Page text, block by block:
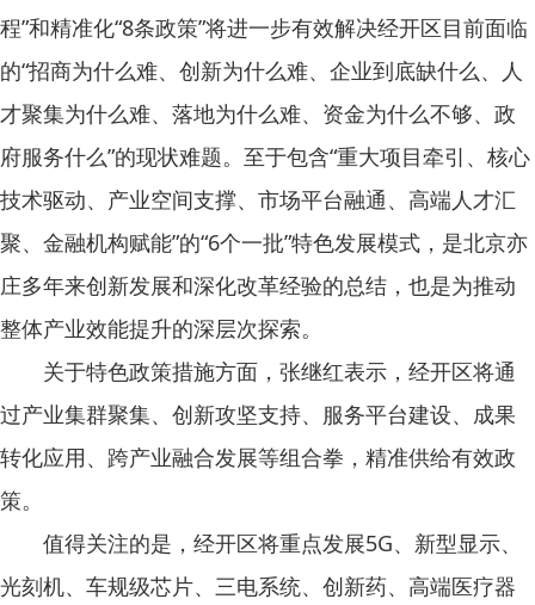
程”和精准化“8条政策”将进一步有效解决经开区目前面临
的“招商为什么难、创新为什么难、企业到底缺什么、人
才聚集为什么难、落地为什么难、资金为什么不够、政
府服务什么”的现状难题。至于包含“重大项目牵引、核心
技术驱动、产业空间支撑、市场平台融通、高端人才汇
聚、金融机构赋能”的“6个一批”特色发展模式，是北京亦
庄多年来创新发展和深化改革经验的总结，也是为推动
整体产业效能提升的深层次探索。
关于特色政策措施方面，张继红表示，经开区将通
过产业集群聚集、创新攻坚支持、服务平台建设、成果
转化应用、跨产业融合发展等组合拳，精准供给有效政
策。
值得关注的是，经开区将重点发展5G、新型显示、
光刻机、车规级芯片、三电系统、创新药、高端医疗器